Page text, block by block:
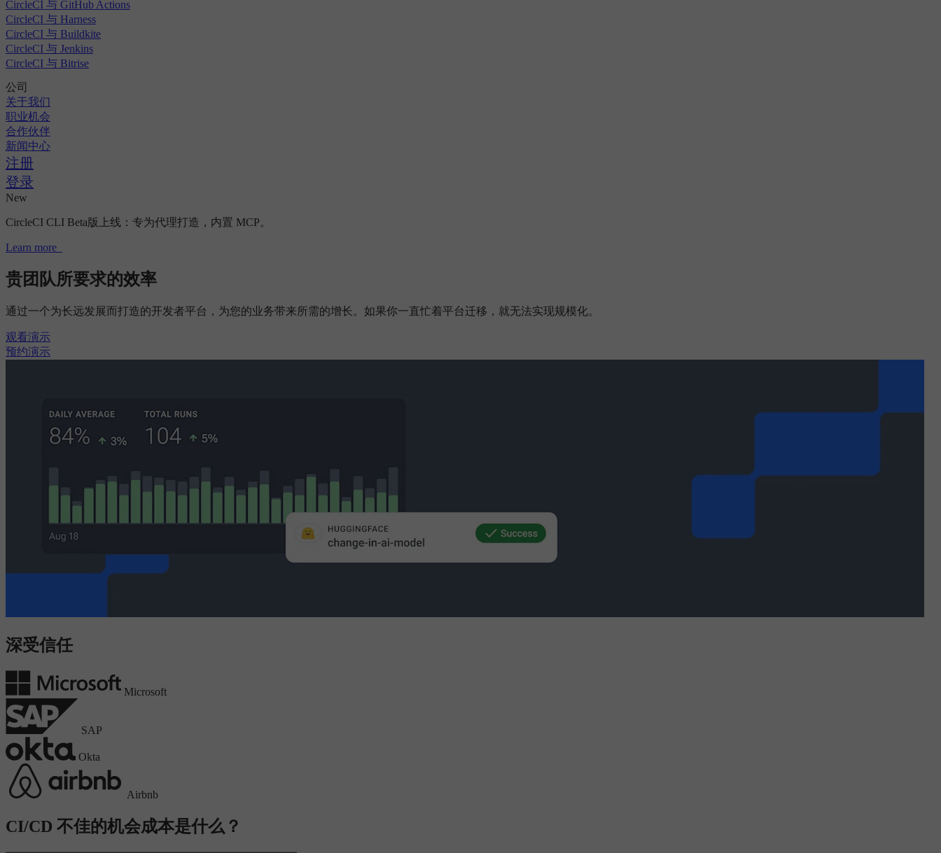
CircleCI 与 GitHub Actions
CircleCI 与 Harness
CircleCI 与 Buildkite
CircleCI 与 Jenkins
CircleCI 与 Bitrise
公司
关于我们
职业机会
合作伙伴
新闻中心
注册
登录
New
CircleCI CLI Beta版上线：专为代理打造，内置 MCP。
Learn more
贵团队所要求的效率
通过一个为长远发展而打造的开发者平台，为您的业务带来所需的增长。如果你一直忙着平台迁移，就无法实现规模化。
观看演示
预约演示
深受信任
Microsoft
SAP
Okta
Airbnb
CI/CD 不佳的机会成本是什么？